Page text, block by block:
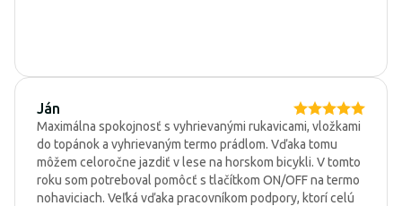
Ján
Maximálna spokojnosť s vyhrievanými rukavicami, vložkami
do topánok a vyhrievaným termo prádlom. Vďaka tomu
môžem celoročne jazdiť v lese na horskom bicykli. V tomto
roku som potreboval pomôcť s tlačítkom ON/OFF na termo
nohaviciach. Veľká vďaka pracovníkom podpory, ktorí celú